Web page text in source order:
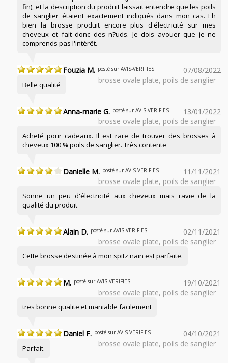
fin), et la description du produit laissait entendre que les poils
de sanglier étaient exactement indiqués dans mon cas. Eh
bien la brosse produit encore plus d'électricité sur mes
cheveux et fait donc des n?uds. Je dois avouer que je ne
comprends pas l'intérêt.
Fouzia M. posté sur AVIS-VERIFIES
07/08/2022
brosse ovale plate, poils de sanglier
Belle qualité
Anna-marie G. posté sur AVIS-VERIFIES
13/01/2022
brosse ovale plate, poils de sanglier
Acheté pour cadeaux. Il est rare de trouver des brosses à
cheveux 100 % poils de sanglier. Très contente
Danielle M. posté sur AVIS-VERIFIES
11/11/2021
brosse ovale plate, poils de sanglier
Sonne un peu d'électricité aux cheveux mais ravie de la
qualité du produit
Alain D. posté sur AVIS-VERIFIES
02/11/2021
brosse ovale plate, poils de sanglier
Cette brosse destinée à mon spitz nain est parfaite.
M. posté sur AVIS-VERIFIES
19/10/2021
brosse ovale plate, poils de sanglier
tres bonne qualite et maniable facilement
Daniel F. posté sur AVIS-VERIFIES
04/10/2021
brosse ovale plate, poils de sanglier
Parfait.